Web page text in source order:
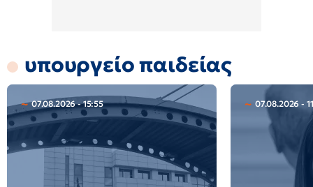
υπουργείο παιδείας
07.08.2026 - 15:55 07.08.2026 -